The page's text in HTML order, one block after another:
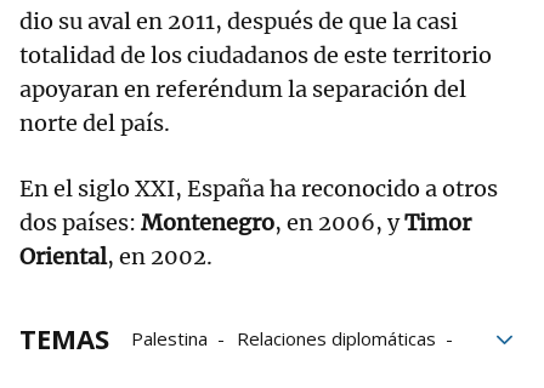
dio su aval en 2011, después de que la casi
totalidad de los ciudadanos de este territorio
apoyaran en referéndum la separación del
norte del país.
En el siglo XXI, España ha reconocido a otros
dos países: Montenegro, en 2006, yTimor
Oriental, en 2002.
TEMAS Palestina
Relaciones diplomáticas